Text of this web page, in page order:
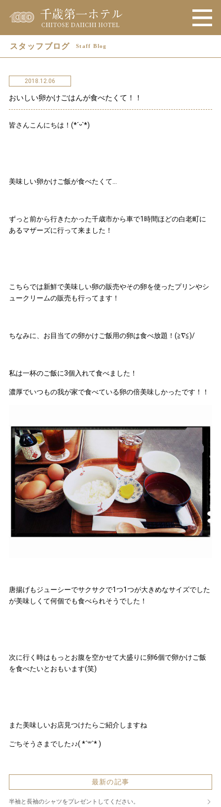
スタッフブログ Staff Blog
2018.12.06
おいしい卵かけごはんが食べたくて！！
皆さんこんにちは！‪(*ˊᵕˋ*)
美味しい卵かけご飯が食べたくて…
ずっと前から行きたかった千歳市から車で1時間ほどの白老町に
あるマザーズに行って来ました！
こちらでは新鮮で美味しい卵の販売やその卵を使ったプリンやシ
ュークリームの販売も行ってます！
ちなみに、お目当ての卵かけご飯用の卵は食べ放題！(≧∇≦)/
私は一杯のご飯に3個入れて食べました！
濃厚でいつもの我が家で食べている卵の倍美味しかったです！！
唐揚げもジューシーでサクサクで1つ1つが大きめなサイズでした
が美味しくて何個でも食べられそうでした！
次に行く時はもっとお腹を空かせて大盛りに卵6個で卵かけご飯
を食べたいとおもいます(笑)
また美味しいお店見つけたらご紹介しますね
ごちそうさまでした♪♪( *´꒳`* )
最新の記事
半袖と長袖のシャツをプレゼントしてください。